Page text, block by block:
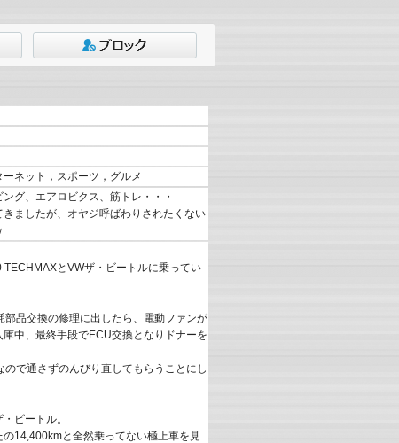
ネット，スポーツ，グルメ
グ、エアロビクス、筋トレ・・・
ましたが、オヤジ呼ばわりされたくない
とVWザ・ビートルに乗ってい
品交換の修理に出したら、電動ファンが
中、最終手段でECU交換となりドナーを
で通さずのんびり直してもらうことにし
ビートル。
14,400kmと全然乗ってない極上車を見